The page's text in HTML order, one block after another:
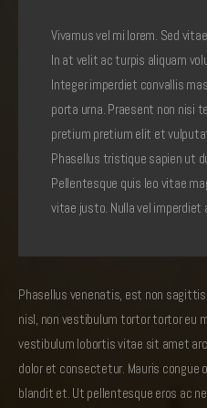
Vivamus vel mi lorem. Sed
In at velit ac turpis aliquam
Integer imperdiet convallis
porta urna. Praesent non nisi
pretium pretium elit et
Phasellus tristique sapien ut
Pellentesque quis leo vitae
vitae justo. Nulla vel imperdiet
Phasellus venenatis, est non
nisl, non vestibulum tortor tortor eu
vestibulum lobortis vitae sit amet
dolor et consectetur. Mauris congue
blandit et. Ut pellentesque eros ac